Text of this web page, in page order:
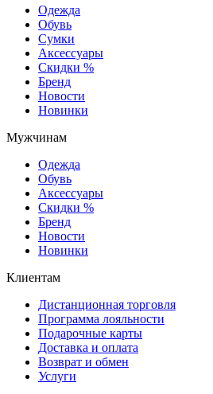
Одежда
Обувь
Сумки
Аксессуары
Скидки %
Бренд
Новости
Новинки
Мужчинам
Одежда
Обувь
Аксессуары
Скидки %
Бренд
Новости
Новинки
Клиентам
Дистанционная торговля
Программа лояльности
Подарочные карты
Доставка и оплата
Возврат и обмен
Услуги